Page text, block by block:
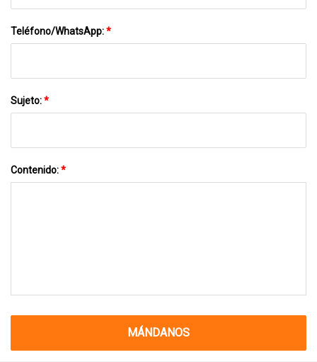
Teléfono/WhatsApp:*
Sujeto:*
Contenido:*
MÁNDANOS